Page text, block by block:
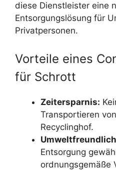
diese Dienstleister eine
Entsorgungslösung für
Privatpersonen.
Vorteile eines
für Schrott
Zeitersparnis:
Transportieren
Recyclinghof.
Entsorgung
ordnungsgemäße